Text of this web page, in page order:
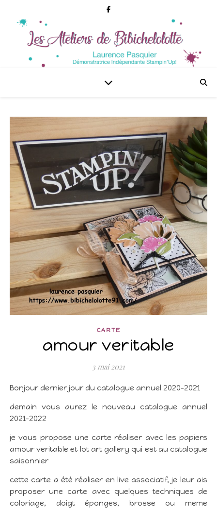
CARTE
amour veritable
3 mai 2021
Bonjour dernier jour du catalogue annuel 2020-2021
demain vous aurez le nouveau catalogue annuel
2021-2022
je vous propose une carte réaliser avec les papiers
amour veritable et lot art gallery qui est au catalogue
saisonnier
cette carte a été réaliser en live associatif, je leur ais
proposer une carte avec quelques techniques de
coloriage, doigt éponges, brosse ou meme